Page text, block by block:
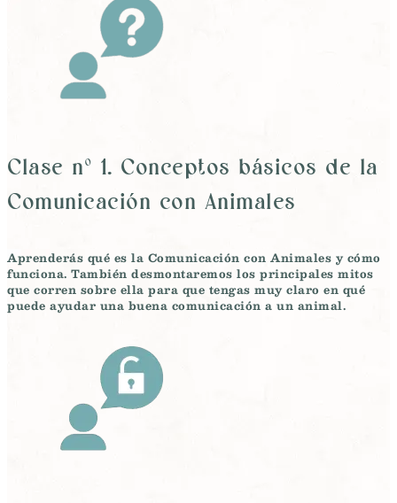
Clase nº 1. Conceptos básicos de la
Comunicación con Animales
Aprenderás qué es la Comunicación con Animales y cómo
funciona. También desmontaremos los principales mitos
que corren sobre ella para que tengas muy claro en qué
puede ayudar una buena comunicación a un animal.